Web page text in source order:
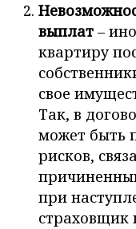
выплат –
квартиру
свое
Так, в
может быть
рисков,
при
страховщик